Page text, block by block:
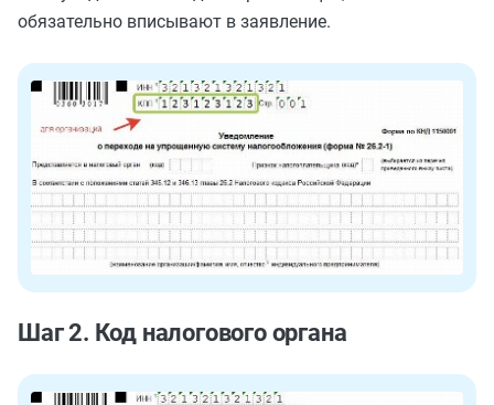
обязательно вписывают в заявление.
Шаг 2. Код налогового органа